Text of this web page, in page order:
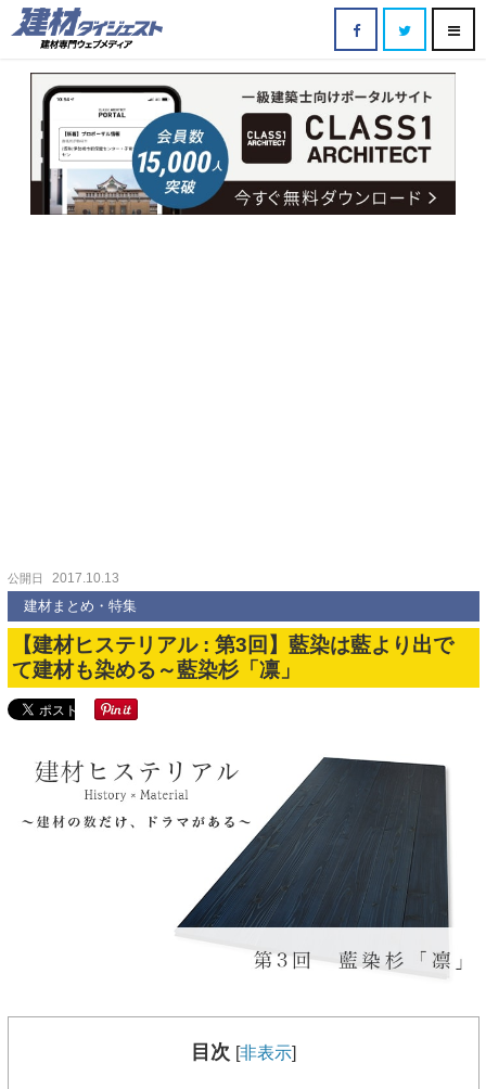
公開日 2017.10.13
建材まとめ・特集
【建材ヒステリアル : 第3回】藍染は藍より出で
て建材も染める～藍染杉「凛」
目次 [非表示]